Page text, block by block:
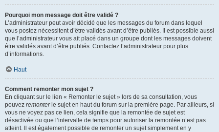
Pourquoi mon message doit être validé ?
L’administrateur peut avoir décidé que les messages du forum dans lequel
vous postez nécessitent d’être validés avant d’être publiés. Il est possible aussi
que l’administrateur vous ait placé dans un groupe dont les messages doivent
être validés avant d’être publiés. Contactez l’administrateur pour plus
d’informations.
Haut
Comment remonter mon sujet ?
En cliquant sur le lien « Remonter le sujet » lors de sa consultation, vous
pouvez remonterle sujet en haut du forum sur la première page. Par ailleurs, si
vous ne voyez pas ce lien, cela signifie que la remontée de sujet est
désactivée ou que l’intervalle de temps pour autoriser la remontée n’est pas
atteint. Il est également possible de remonter un sujet simplement en y